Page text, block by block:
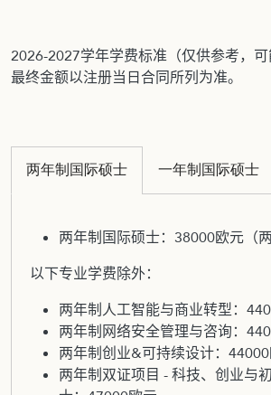
2026-2027学年学费标准（仅供参考，可
最终金额以注册当日合同所列为准。
两年制国际硕士 一年制国际硕士
两年制国际硕士：38000欧元（
以下专业学费除外：
两年制人工智能与商业转型：
两年制网络安全管理与咨询：
两年制创业&可持续设计：
两年制双证项目 - 科技、创业与